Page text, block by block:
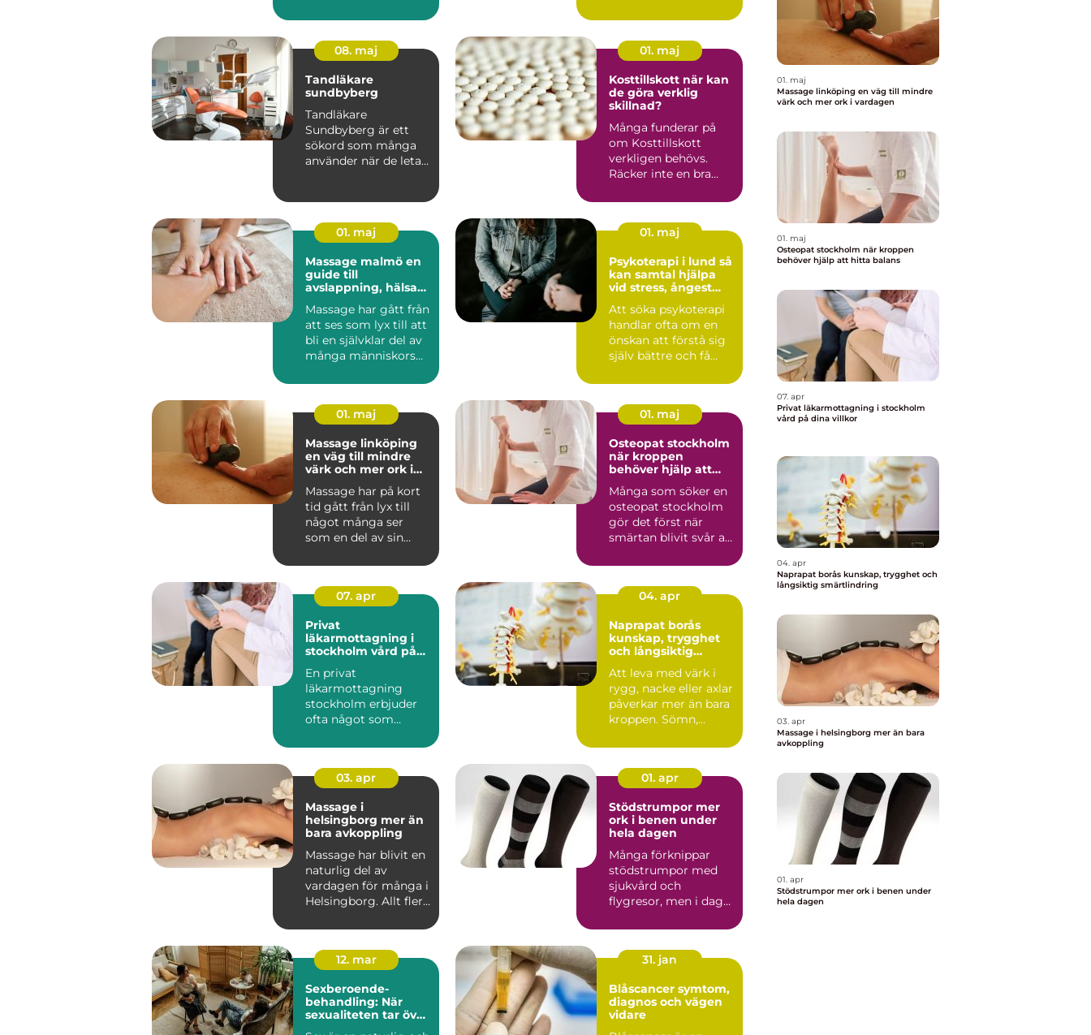
skillnaden...
08. maj
Tandläkare
sundbyberg
Tandläkare
Sundbyberg är ett
sökord som många
använder när de letar
01. maj
Kosttillskott när kan
de göra verklig
skillnad?
Många funderar på
om Kosttillskott
verkligen behövs.
Räcker inte en bra
den det....
01. maj
Massage malmö en
guide till
avslappning, hälsa
Massage har gått från
att ses som lyx till att
bli en självklar del av
många människors
01. maj
Psykoterapi i lund så
kan samtal hjälpa
vid stress, ångest
Att söka psykoterapi
handlar ofta om en
önskan att förstå sig
själv bättre och få
01. maj
Massage linköping
en väg till mindre
värk och mer ork i
Massage har på kort
tid gått från lyx till
något många ser
som en del av sin
trän...
01. maj
Osteopat stockholm
när kroppen
behöver hjälp att
Många som söker en
osteopat stockholm
gör det först när
smärtan blivit svår att
07. apr
Privat
läkarmottagning i
stockholm vård på
En privat
läkarmottagning
stockholm erbjuder
ofta något som
dagens vård: tid,
kontinu...
04. apr
Naprapat borås
kunskap, trygghet
och långsiktig
Att leva med värk i
rygg, nacke eller axlar
påverkar mer än bara
kroppen. Sömn,
varda...
03. apr
Massage i
helsingborg mer än
bara avkoppling
Massage har blivit en
naturlig del av
vardagen för många i
Helsingborg. Allt fler
01. apr
Stödstrumpor mer
ork i benen under
hela dagen
Många förknippar
stödstrumpor med
sjukvård och
flygresor, men i dag
kontoret, ...
12. mar
Sexberoende-
behandling: När
sexualiteten tar över
31. jan
Blåscancer symtom,
diagnos och vägen
vidare
01. maj
Massage linköping en väg till mindre
värk och mer ork i vardagen
01. maj
Osteopat stockholm när kroppen
behöver hjälp att hitta balans
07. apr
Privat läkarmottagning i stockholm
vård på dina villkor
04. apr
Naprapat borås kunskap, trygghet och
långsiktig smärtlindring
03. apr
Massage i helsingborg mer än bara
avkoppling
01. apr
Stödstrumpor mer ork i benen under
hela dagen